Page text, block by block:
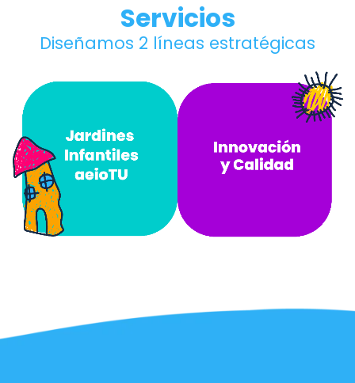
Servicios
Diseñamos 2 líneas estratégicas